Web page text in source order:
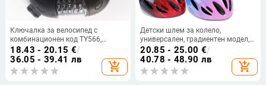
Ключалка за велосипед с
комбинационен код TY566,
стоманен кабел, за велосипеди,
тегло 410
18.43 - 20.15 €/
36.05 - 39.41 лв
add_shopping_cart
Детски шлем за колело,
универсален, градиентен модел,
код Ettk-7
20.85 - 25.00 €/
40.78 - 48.90 лв
add_shopping_cart